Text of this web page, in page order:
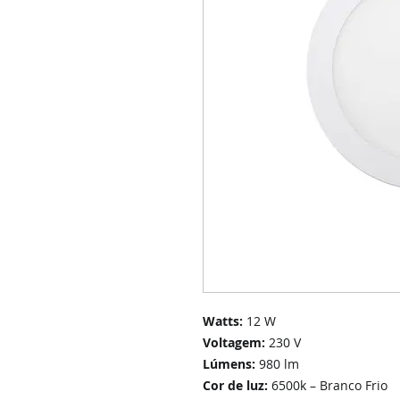
Watts: 12 W
Voltagem: 230 V
Lúmens: 980 lm
Cor de luz: 6500k – Branco Frio